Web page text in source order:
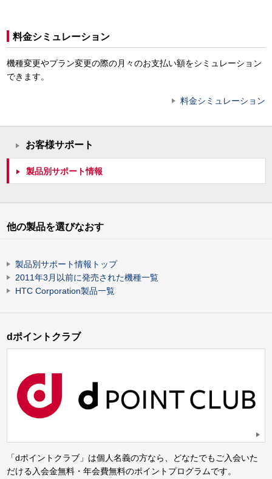
料金シミュレーション
機種変更やプラン変更の際の月々のお支払い額をシミュレーション
できます。
料金シミュレーション
お客様サポート
製品別サポート情報
他の製品を選びなおす
製品別サポート情報トップ
2011年3月以前に発売された機種一覧
HTC Corporation製品一覧
dポイントクラブ
「dポイントクラブ」は個人名義の方なら、どなたでもご入会いた
だける入会金無料・年会費無料のポイントプログラムです。